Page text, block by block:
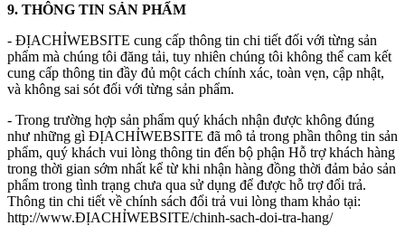
9. THÔNG TIN SẢN PHẨM
- ĐỊACHỈWEBSITE cung cấp thông tin chi tiết đối với từng sản
phẩm mà chúng tôi đăng tải, tuy nhiên chúng tôi không thể cam kết
cung cấp thông tin đầy đủ một cách chính xác, toàn vẹn, cập nhật,
và không sai sót đối với từng sản phẩm.
- Trong trường hợp sản phẩm quý khách nhận được không đúng
như những gì ĐỊACHỈWEBSITE đã mô tả trong phần thông tin sản
phẩm, quý khách vui lòng thông tin đến bộ phận Hỗ trợ khách hàng
trong thời gian sớm nhất kể từ khi nhận hàng đồng thời đảm bảo sản
phẩm trong tình trạng chưa qua sử dụng để được hỗ trợ đổi trả.
Thông tin chi tiết về chính sách đổi trả vui lòng tham khảo tại:
http://www.ĐỊACHỈWEBSITE/chinh-sach-doi-tra-hang/